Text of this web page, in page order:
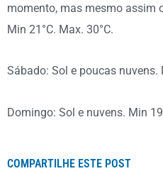
momento, mas mesmo assim
Min 21°C. Max. 30°C.
Sábado: Sol e poucas nuvens.
Domingo: Sol e nuvens. Min
COMPARTILHE ESTE POST